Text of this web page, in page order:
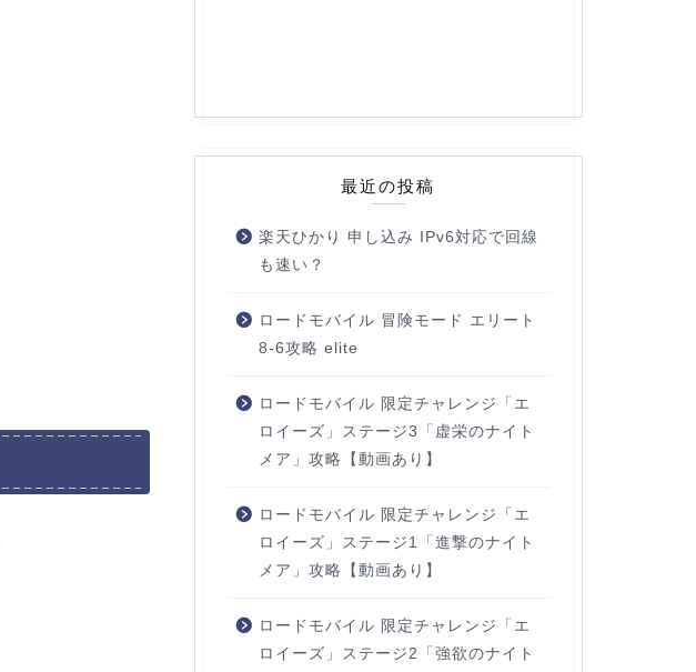
最近の投稿
楽天ひかり 申し込み IPv6対応で回線
も速い？
ロードモバイル 冒険モード エリート
8-6攻略 elite
ロードモバイル 限定チャレンジ「エ
ロイーズ」ステージ3「虚栄のナイト
メア」攻略【動画あり】
ロードモバイル 限定チャレンジ「エ
ロイーズ」ステージ1「進撃のナイト
メア」攻略【動画あり】
ロードモバイル 限定チャレンジ「エ
ロイーズ」ステージ2「強欲のナイト